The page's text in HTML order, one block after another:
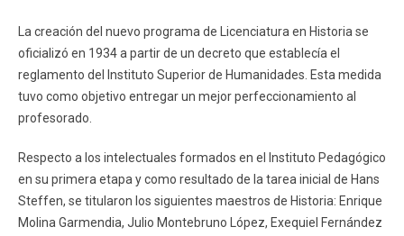
La creación del nuevo programa de Licenciatura en Historia se
oficializó en 1934 a partir de un decreto que establecía el
reglamento del Instituto Superior de Humanidades. Esta medida
tuvo como objetivo entregar un mejor perfeccionamiento al
profesorado.
Respecto a los intelectuales formados en el Instituto Pedagógico
en su primera etapa y como resultado de la tarea inicial de Hans
Steffen, se titularon los siguientes maestros de Historia: Enrique
Molina Garmendia, Julio Montebruno López, Exequiel Fernández